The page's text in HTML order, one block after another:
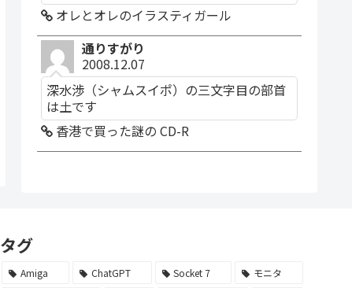
オレとオレのイラスティガール
通りすがり
2008.12.07
深水渉（シャムスイポ）の三文字目の部首
は土です
香港で買った謎の CD-R
タグ
Amiga ChatGPT Socket 7
モニタ